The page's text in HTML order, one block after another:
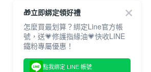
🎁立即綁定領好禮
怎麼買最划算？綁定Line官方帳
號，送💗修護指緣油💗快收LINE
鐵粉專屬優惠！
點我綁定 LINE 帳號